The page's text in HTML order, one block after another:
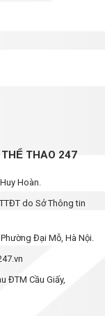
THỂ THAO 247
Hoàn.
do Sở Thông tin
Đại Mỗ, Hà Nội.
ĐTM Cầu Giấy,